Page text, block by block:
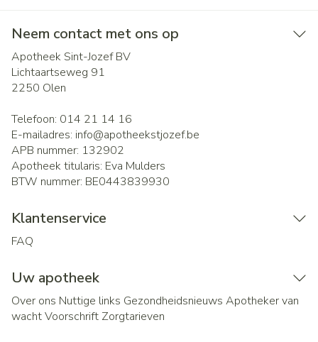
Neem contact met ons op
Apotheek Sint-Jozef BV
Lichtaartseweg 91
2250 Olen
Telefoon: 014 21 14 16
E-mailadres: info@apotheekstjozef.be
APB nummer: 132902
Apotheek titularis: Eva Mulders
BTW nummer: BE0443839930
Klantenservice
FAQ
Uw apotheek
Over ons Nuttige links Gezondheidsnieuws Apotheker van
wachtVoorschrift Zorgtarieven